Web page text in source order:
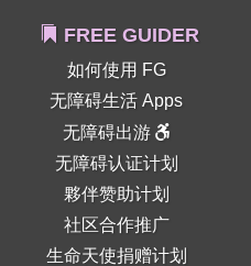
FREE GUIDER
如何使用 FG
无障碍生活 Apps
无障碍出游
无障碍认证计划
夥伴赞助计划
社区合作推广
生命天使捐赠计划